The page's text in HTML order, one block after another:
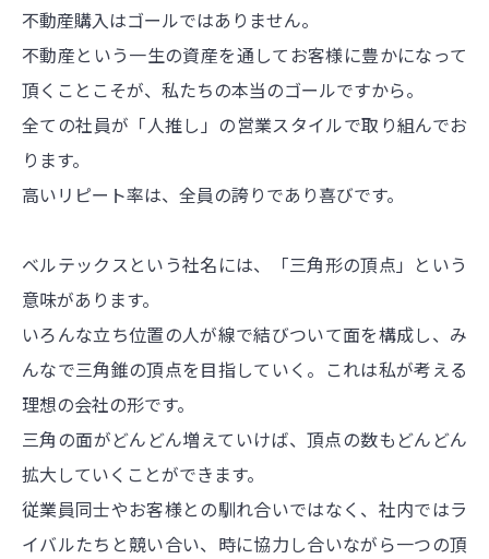
不動産購入はゴールではありません。
不動産という一生の資産を通してお客様に豊かになって
頂くことこそが、私たちの本当のゴールですから。
全ての社員が「人推し」の営業スタイルで取り組んでお
ります。
高いリピート率は、全員の誇りであり喜びです。
ベルテックスという社名には、「三角形の頂点」という
意味があります。
いろんな立ち位置の人が線で結びついて面を構成し、み
んなで三角錐の頂点を目指していく。これは私が考える
理想の会社の形です。
三角の面がどんどん増えていけば、頂点の数もどんどん
拡大していくことができます。
従業員同士やお客様との馴れ合いではなく、社内ではラ
イバルたちと競い合い、時に協力し合いながら一つの頂